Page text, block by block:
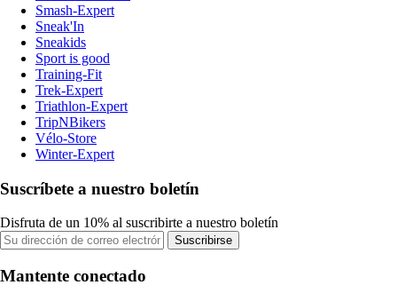
Smash-Expert
Sneak'In
Sneakids
Sport is good
Training-Fit
Trek-Expert
Triathlon-Expert
TripNBikers
Vélo-Store
Winter-Expert
Suscríbete a nuestro boletín
Disfruta de un 10% al suscribirte a nuestro boletín
Suscribirse
Mantente conectado